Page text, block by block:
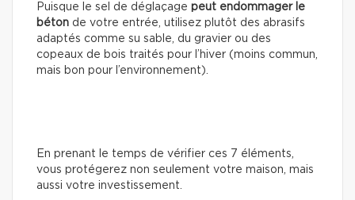
Puisque le sel de déglaçage peut endommager le
béton de votre entrée, utilisez plutôt des abrasifs
adaptés comme su sable, du gravier ou des
copeaux de bois traités pour l’hiver (moins commun,
mais bon pour l’environnement).
En prenant le temps de vérifier ces 7 éléments,
vous protégerez non seulement votre maison, mais
aussi votre investissement.